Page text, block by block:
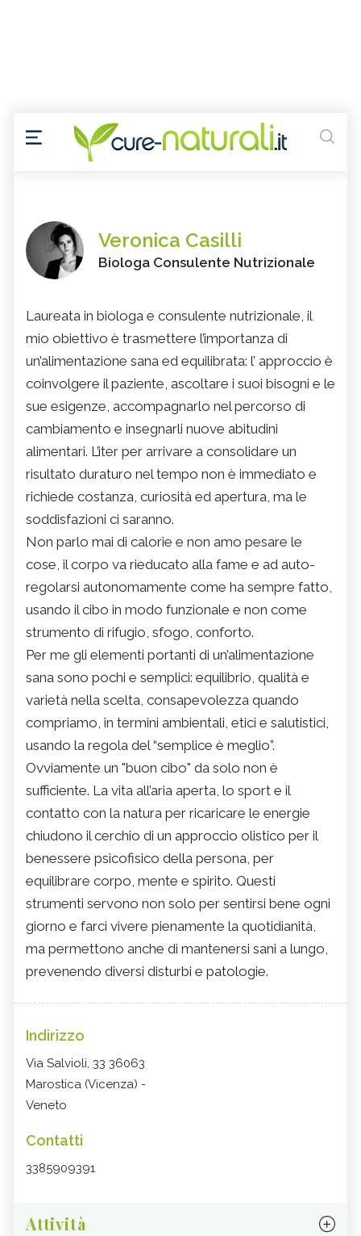
Veronica Casilli
Biologa Consulente Nutrizionale
Laureata in biologa e consulente nutrizionale, il
mio obiettivo è trasmettere l’importanza di
un’alimentazione sana ed equilibrata: l’ approccio è
coinvolgere il paziente, ascoltare i suoi bisogni e le
sue esigenze, accompagnarlo nel percorso di
cambiamento e insegnarli nuove abitudini
alimentari. L’iter per arrivare a consolidare un
risultato duraturo nel tempo non è immediato e
richiede costanza, curiosità ed apertura, ma le
soddisfazioni ci saranno.
Non parlo mai di calorie e non amo pesare le
cose, il corpo va rieducato alla fame e ad auto-
regolarsi autonomamente come ha sempre fatto,
usando il cibo in modo funzionale e non come
strumento di rifugio, sfogo, conforto.
Per me gli elementi portanti di un’alimentazione
sana sono pochi e semplici: equilibrio, qualità e
varietà nella scelta, consapevolezza quando
compriamo, in termini ambientali, etici e salutistici,
usando la regola del “semplice è meglio”.
Ovviamente un "buon cibo" da solo non è
sufficiente. La vita all’aria aperta, lo sport e il
contatto con la natura per ricaricare le energie
chiudono il cerchio di un approccio olistico per il
benessere psicofisico della persona, per
equilibrare corpo, mente e spirito. Questi
strumenti servono non solo per sentirsi bene ogni
giorno e farci vivere pienamente la quotidianità,
ma permettono anche di mantenersi sani a lungo,
prevenendo diversi disturbi e patologie.
Indirizzo
Via Salvioli, 33 36063
Marostica (Vicenza) -
Veneto
Contatti
3385909391
Attività